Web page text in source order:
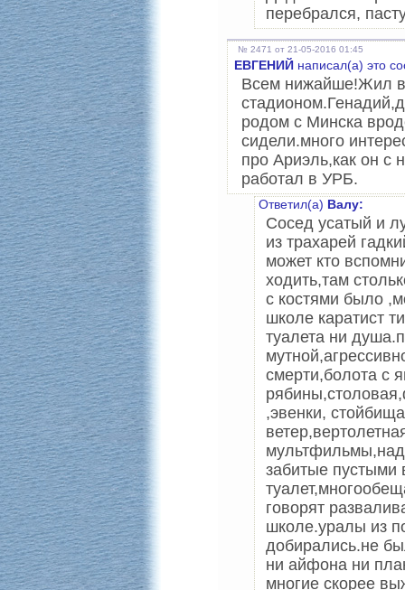
перебрался,
№ 2471 от 21-05-2016 01:45
ЕВГЕНИЙ написал(а) это
Всем нижайше!Жил
родом с Минска
сидели.много
про Ариэль,как он с
работал в УРБ.
Ответил(а) Валу:
Сосед усатый и
из трахарей
может кто
ходить,там
с костями было
школе каратист
туалета ни
смерти,болота с
,эвенки,
забитые
говорят
школе.уралы из
добирались.не
ни айфона ни
многие скорее